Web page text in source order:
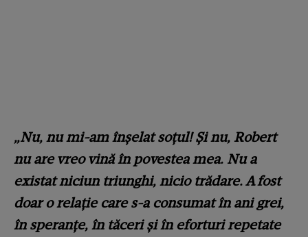
​„Nu, nu mi-am înșelat soțul! Și nu, Robert
nu are vreo vină în povestea mea. Nu a
existat niciun triunghi, nicio trădare. A fost
doar o relație care s-a consumat în ani grei,
în speranțe, în tăceri și în eforturi repetate